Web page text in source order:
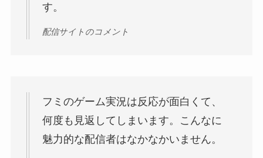
す。
配信サイトのコメント
フミのゲーム実況は反応が面白くて、
何度も見返してしまいます。こんなに
魅力的な配信者はなかなかいません。